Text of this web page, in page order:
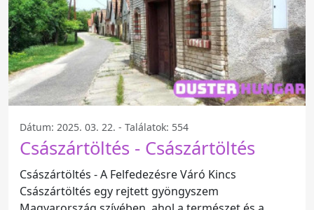
Dátum: 2025. 03. 22. - Találatok: 554
Császártöltés - Császártöltés
Császártöltés - A Felfedezésre Váró Kincs
Császártöltés egy rejtett gyöngyszem